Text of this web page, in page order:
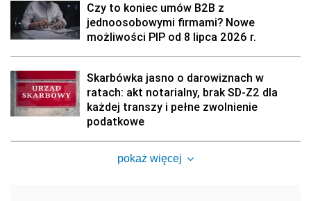
Czy to koniec umów B2B z
jednoosobowymi firmami? Nowe
możliwości PIP od 8 lipca 2026 r.
Skarbówka jasno o darowiznach w
ratach: akt notarialny, brak SD-Z2 dla
każdej transzy i pełne zwolnienie
podatkowe
pokaż więcej